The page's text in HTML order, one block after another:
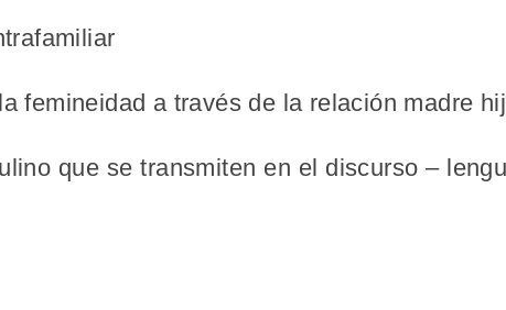
femineidad a través de la relación madre
que se transmiten en el discurso –